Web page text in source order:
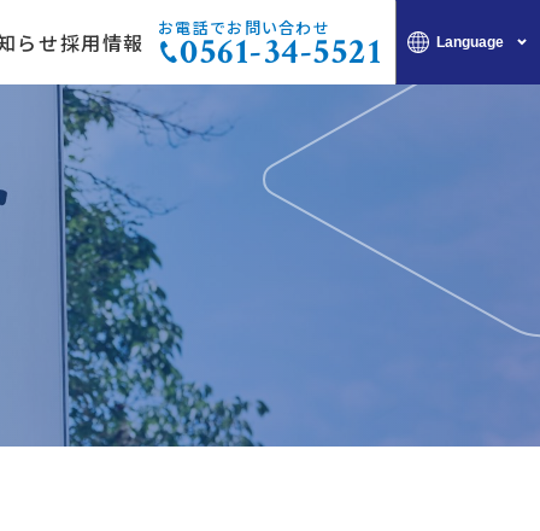
らせ採用情報
お電話でお問い合わせ
0561-34-5521